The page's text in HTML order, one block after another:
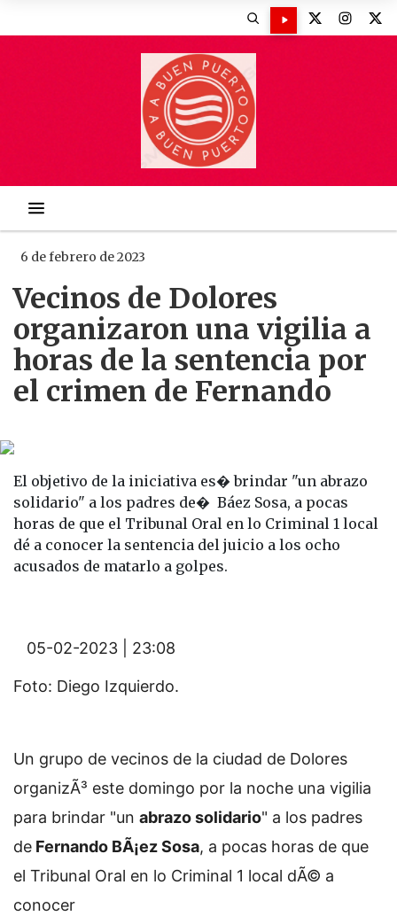
6 de febrero de 2023
Vecinos de Dolores
organizaron una vigilia a
horas de la sentencia por
el crimen de Fernando
El objetivo de la iniciativa es� brindar "un abrazo
solidario" a los padres de� Báez Sosa, a pocas
horas de que el Tribunal Oral en lo Criminal 1 local
dé a conocer la sentencia del juicio a los ocho
acusados de matarlo a golpes.
05-02-2023 | 23:08
Foto: Diego Izquierdo.
Un grupo de vecinos de la ciudad de Dolores
organizÃ³ este domingo por la noche una vigilia
para brindar "un abrazo solidario" a los padres
de Fernando BÃ¡ez Sosa, a pocas horas de que
el Tribunal Oral en lo Criminal 1 local dÃ© a
conocer